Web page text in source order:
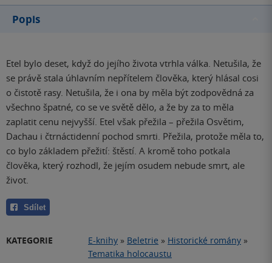
Popis
Etel bylo deset, když do jejího života vtrhla válka. Netušila, že
se právě stala úhlavním nepřítelem člověka, který hlásal cosi
o čistotě rasy. Netušila, že i ona by měla být zodpovědná za
všechno špatné, co se ve světě dělo, a že by za to měla
zaplatit cenu nejvyšší. Etel však přežila – přežila Osvětim,
Dachau i čtrnáctidenní pochod smrti. Přežila, protože měla to,
co bylo základem přežití: štěstí. A kromě toho potkala
člověka, který rozhodl, že jejím osudem nebude smrt, ale
život.
Sdílet
KATEGORIE E-knihy » Beletrie » Historické romány »
Tematika holocaustu